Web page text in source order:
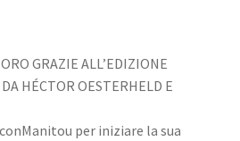
GRAZIE ALL’EDIZIONE
HÉCTOR OESTERHELD E
per iniziare la sua